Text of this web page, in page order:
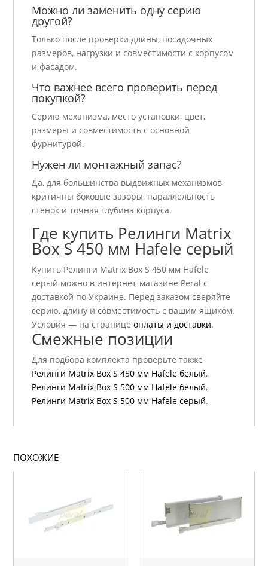
Можно ли заменить одну серию
другой?
Только после проверки длины, посадочных
размеров, нагрузки и совместимости с корпусом
и фасадом.
Что важнее всего проверить перед
покупкой?
Серию механизма, место установки, цвет,
размеры и совместимость с основной
фурнитурой.
Нужен ли монтажный запас?
Да, для большинства выдвижных механизмов
критичны боковые зазоры, параллельность
стенок и точная глубина корпуса.
Где купить Релинги Matrix
Box S 450 мм Hafele серый
Купить Релинги Matrix Box S 450 мм Hafele
серый можно в интернет-магазине Peral с
доставкой по Украине. Перед заказом сверяйте
серию, длину и совместимость с вашим ящиком.
Условия — на страницеоплаты и доставки.
Смежные позиции
Для подбора комплекта проверьте также
Релинги Matrix Box S 450 мм Hafele белый,
Релинги Matrix Box S 500 мм Hafele белый,
Релинги Matrix Box S 500 мм Hafele серый.
ПОХОЖИЕ